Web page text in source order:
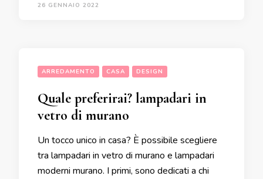
26 GENNAIO 2022
ARREDAMENTO CASA DESIGN
Quale preferirai? lampadari in
vetro di murano
Un tocco unico in casa? È possibile scegliere
tra lampadari in vetro di murano e lampadari
moderni murano. I primi, sono dedicati a chi